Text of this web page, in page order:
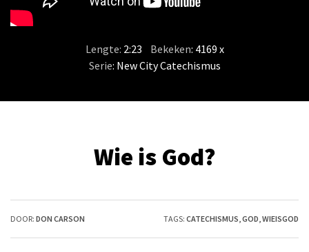
Lengte: 2:23 Bekeken: 4169 x
Serie: New City Catechismus
Wie is God?
DOOR: DON CARSON TAGS: CATECHISMUS GOD WIEISGOD